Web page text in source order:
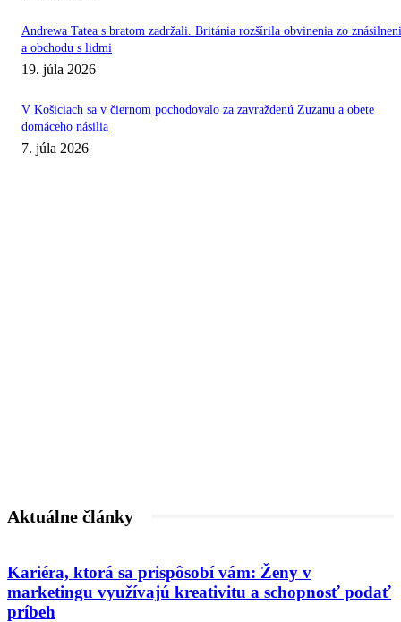
Andrewa Tatea s bratom zadržali. Británia rozšírila obvinenia zo
a obchodu s lidmi
19. júla 2026
V Košiciach sa v čiernom pochodovalo za zavraždenú Zuzanu a obete
domáceho násilia
7. júla 2026
Aktuálne články
Kariéra, ktorá sa prispôsobí vám: Ženy v
marketingu využívajú kreativitu a schopnosť podať
príbeh